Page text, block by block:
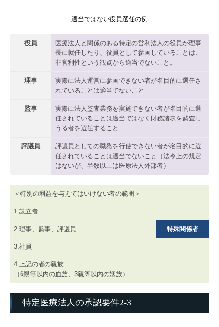
適当ではない役員選任の例
役員
医療法人と関係のある特定の営利法人の役員が理事
長に就任したり、役員として参画していることは、
非営利性という観点から適当でないこと。
理事
実際に法人運営に参画できない者が名目的に選任さ
れていることは適当でないこと
監事
実際に法人監査業務を実施できない者が名目的に選
任されていることは適当ではなく財務諸表を監査し
うる者を選任すること
評議員
評議員としての職務を行使できない者が名目的に選
任されていることは適当でないこと（法令上の規定
はないが、半数以上は医療法人外部者）
＜特別の利益を与えてはいけない者の範囲＞
1.設立者
2.理事、監事、評議員 特殊関係者
3.社員
4.上記の者の親族
（6親等以内の血族、3親等以内の姻族）
特定医療法人の承認要件2-3